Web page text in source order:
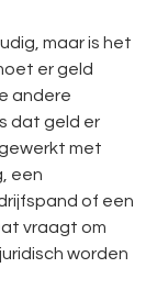
maar is het
er geld
andere
dat geld er
met
een
of een
vraagt om
worden